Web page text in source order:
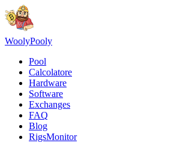
WoolyPooly
Pool
Calcolatore
Hardware
Software
Exchanges
FAQ
Blog
RigsMonitor